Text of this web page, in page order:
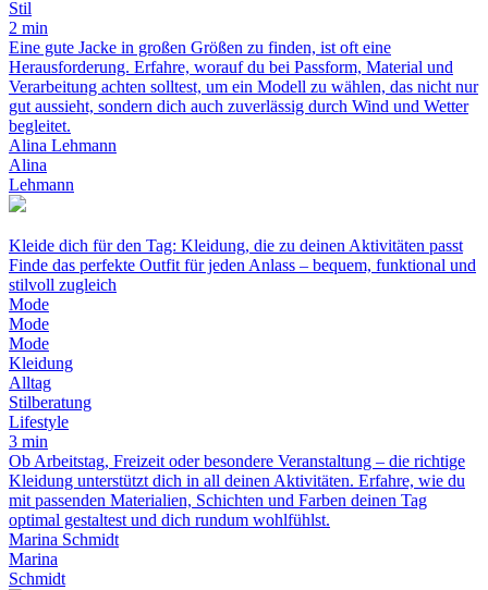
Stil
2 min
Eine gute Jacke in großen Größen zu finden, ist oft eine
Herausforderung. Erfahre, worauf du bei Passform, Material und
Verarbeitung achten solltest, um ein Modell zu wählen, das nicht nur
gut aussieht, sondern dich auch zuverlässig durch Wind und Wetter
begleitet.
Alina Lehmann
Alina
Lehmann
Kleide dich für den Tag: Kleidung, die zu deinen Aktivitäten passt
Finde das perfekte Outfit für jeden Anlass – bequem, funktional und
stilvoll zugleich
Mode
Mode
Mode
Kleidung
Alltag
Stilberatung
Lifestyle
3 min
Ob Arbeitstag, Freizeit oder besondere Veranstaltung – die richtige
Kleidung unterstützt dich in all deinen Aktivitäten. Erfahre, wie du
mit passenden Materialien, Schichten und Farben deinen Tag
optimal gestaltest und dich rundum wohlfühlst.
Marina Schmidt
Marina
Schmidt